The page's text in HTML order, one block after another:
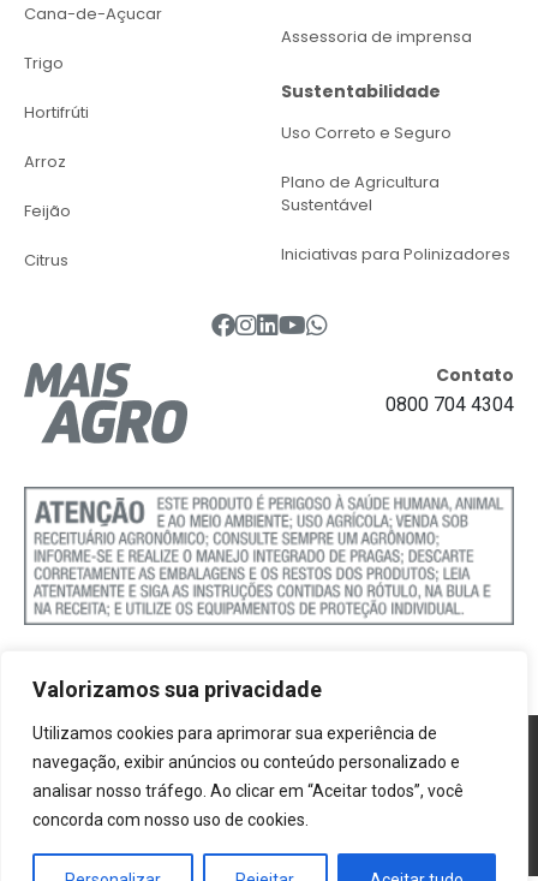
Valorizamos sua privacidade
Utilizamos cookies para aprimorar sua experiência de
navegação, exibir anúncios ou conteúdo personalizado e
analisar nosso tráfego. Ao clicar em “Aceitar todos”, você
concorda com nosso uso de cookies.
Cana-de-Açucar
Trigo
Hortifrúti
Arroz
Feijão
Citrus
Assessoria de imprensa
Sustentabilidade
Uso Correto e Seguro
Plano de Agricultura
Sustentável
Iniciativas para Polinizadores
Contato
0800 704 4304
Política de Cookies
Termos e Condições